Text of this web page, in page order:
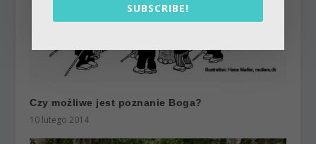
Czy możliwe jest poznanie Boga?
10 lutego 2014
SUBSCRIBE!